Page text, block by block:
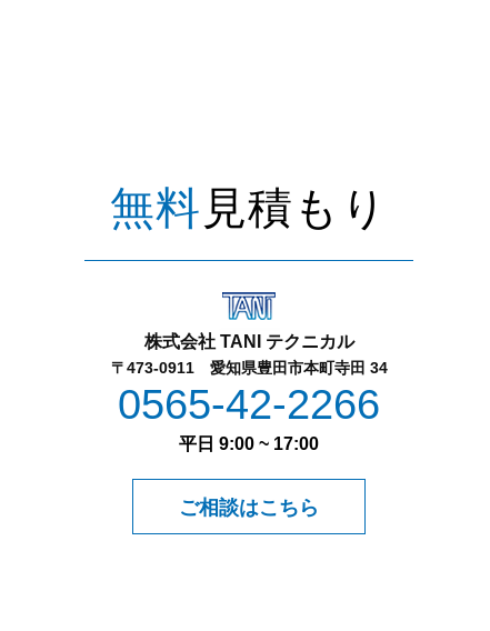
無料 見積もり
株式会社 TANI テクニカル
〒473-0911 愛知県豊田市本町寺田 34
0565-42-2266
平日 9:00 ~ 17:00
ご相談はこちら